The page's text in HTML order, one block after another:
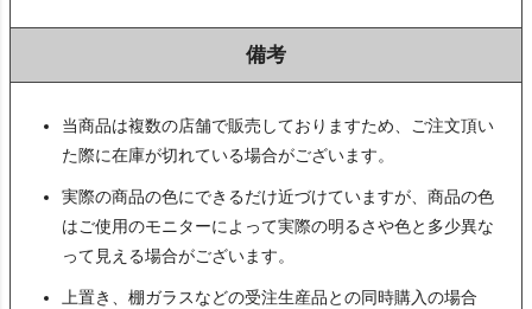
備考
当商品は複数の店舗で販売しておりますため、ご注文頂い
た際に在庫が切れている場合がございます。
実際の商品の色にできるだけ近づけていますが、商品の色
はご使用のモニターによって実際の明るさや色と多少異な
って見える場合がございます。
上置き、棚ガラスなどの受注生産品との同時購入の場合